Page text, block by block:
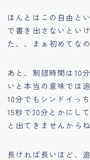
ほんとはこの自由と
で書き出さないとい
た、、まぁ初めてな
あと、制限時間は10
いと本当の意味では
10分でもシンドイっ
15秒で30分とかにし
と出てきませんからね
長ければ長いほど、